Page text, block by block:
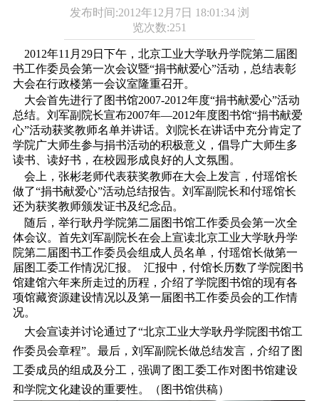
发布时间:2012年12月7日 18:01:34 浏
览次数:251
2012年11月29日 下午，北京工业大学耿丹学院第二届图
书工作委员会第一次会议暨“捐书献爱心”活动，总结表彰
大会在行政楼第一会议室隆重召开。
大会首先进行了图书馆2007-2012年度“捐书献爱心”活动
总结。刘军副院长宣布2007年―2012年度图书馆“捐书献爱
心”活动获奖教师名单并讲话。刘院长在讲话中充分肯定了
学院广大师生参与捐书活动的积极意义，倡导广大师生多
读书、读好书，在校园形成良好的人文氛围。
会上， 张彬老师代表获奖教师在大会上发言，付瑶馆长
做了“捐书献爱心”活动总结报告。刘军副院长和付瑶馆长
还为获奖教师颁发证书及纪念品。
随后，举行耿丹学院第二届图书馆工作委员会第一次全
体会议。首先刘军副院长在会上宣读北京工业大学耿丹学
院第二届图书工作委员会组成人员名单，付瑶馆长做第一
届图工委工作情况汇报。 汇报中，付馆长历数了学院图书
馆建馆六年来所走过的历程，介绍了学院图书馆的现有各
项馆藏资源建设情况以及第一届图书工作委员会的工作情
况。
大会宣读并讨论通过了“北京工业大学耿丹学院图书馆工
作委员会章程”。最后，刘军副院长做总结发言，介绍了图
工委成员的组成及分工，强调了图工委工作对图书馆建设
和学院文化建设的重要性。（图书馆供稿）